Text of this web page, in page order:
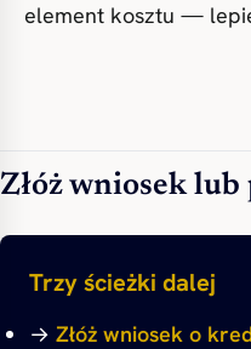
element kosztu —
Złóż wniosek
Trzy ścieżki dalej
→ Złóż wniosek o